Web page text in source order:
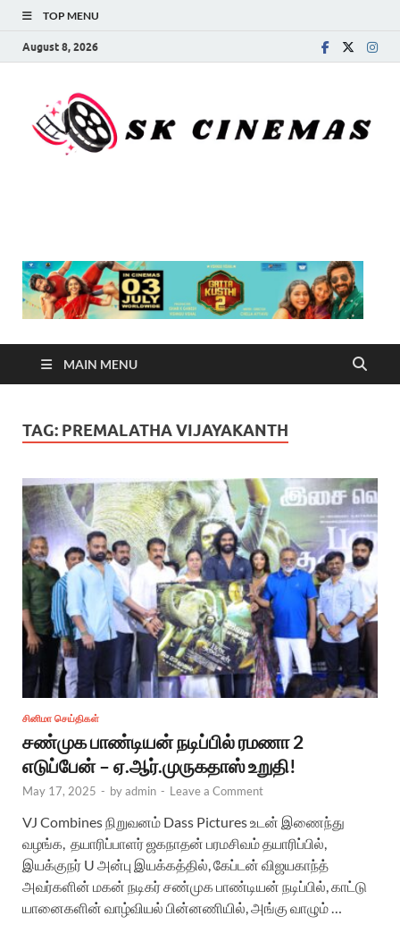
TOP MENU
August 8, 2026
MAIN MENU
TAG: PREMALATHA VIJAYAKANTH
சினிமா செய்திகள்
சண்முக பாண்டியன் நடிப்பில் ரமணா 2
எடுப்பேன் – ஏ.ஆர்.முருகதாஸ் உறுதி!
May 17, 2025 - byadmin - Leave a Comment
VJ Combines நிறுவனம் Dass Pictures உடன் இணைந்து
வழங்க, தயாரிப்பாளர் ஜகநாதன் பரமசிவம் தயாரிப்பில்,
இயக்குநர் U அன்பு இயக்கத்தில், கேப்டன் விஜயகாந்த்
அவர்களின் மகன் நடிகர் சண்முக பாண்டியன் நடிப்பில், காட்டு
யானைகளின் வாழ்வியல் பின்னணியில், அங்கு வாழும் …